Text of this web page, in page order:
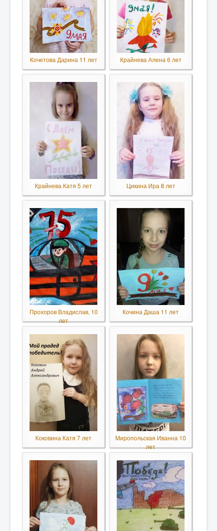
Кочетова Дарина 11 лет Крайнева Алена 6 лет
Крайнева Катя 5 лет Цикина Ира 8 лет
Прохоров Владислав, 10
лет
Кочина Даша 11 лет
Коковина Катя 7 лет
Миропольская Иванна 10
лет